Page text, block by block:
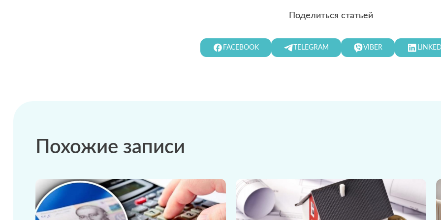
Поделиться статьей
FACEBOOK TELEGRAM VIBER
Похожие записи